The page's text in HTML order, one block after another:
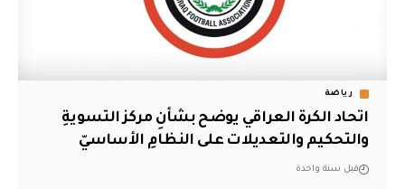
رياضة
اتحاد الكرة العراقي يوضح بشأنِ مركز التسويةِ
والتحكيم والتعديلات على النظامِ الأساسيّ
قبل سنة واحدة